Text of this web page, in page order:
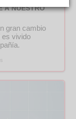
A NUESTRO
gran cambio
es vivido